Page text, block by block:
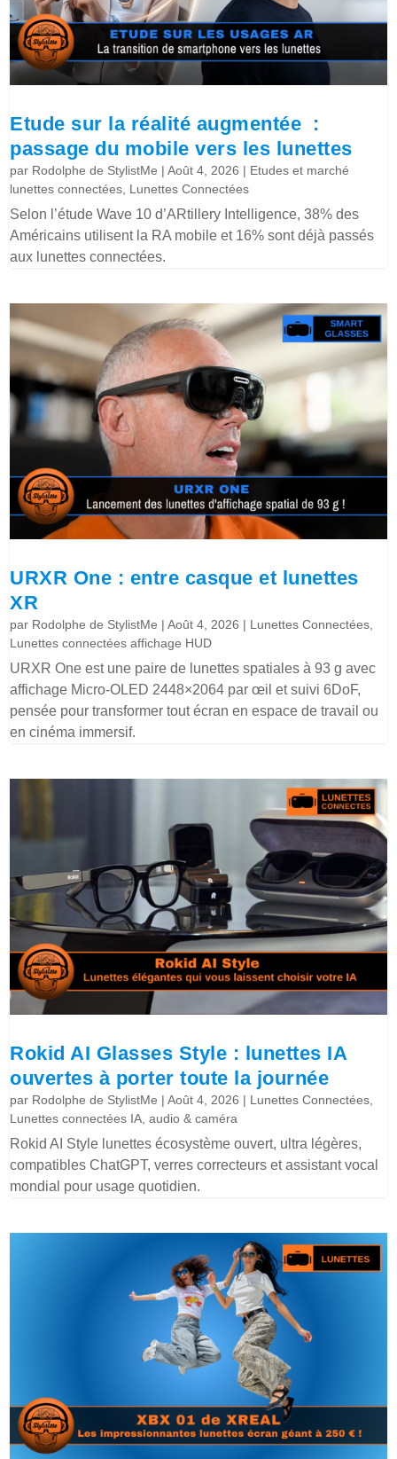
Etude sur la réalité augmentée :
passage du mobile vers les lunettes
par Rodolphe de StylistMe |Août 4, 2026 | Etudes et marché
lunettes connectées Lunettes Connectées
Selon l’étude Wave 10 d’ARtillery Intelligence, 38% des
Américains utilisent la RA mobile et 16% sont déjà passés
aux lunettes connectées.
URXR One : entre casque et lunettes
XR
par Rodolphe de StylistMe |Août 4, 2026 | Lunettes Connectées
Lunettes connectées affichage HUD
URXR One est une paire de lunettes spatiales à 93 g avec
affichage Micro-OLED 2448×2064 par œil et suivi 6DoF,
pensée pour transformer tout écran en espace de travail ou
en cinéma immersif.
Rokid AI Glasses Style : lunettes IA
ouvertes à porter toute la journée
par Rodolphe de StylistMe |Août 4, 2026 | Lunettes Connectées
Lunettes connectées IA, audio & caméra
Rokid AI Style lunettes écosystème ouvert, ultra légères,
compatibles ChatGPT, verres correcteurs et assistant vocal
mondial pour usage quotidien.